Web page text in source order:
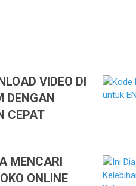
VIDEO DI
DENGAN
CEPAT
MENCARI
ONLINE